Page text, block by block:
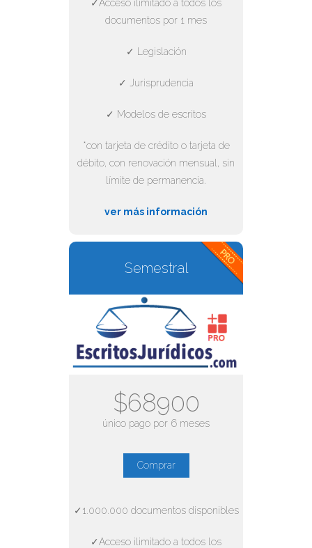
✓Acceso ilimitado a todos los
documentos por 1 mes
✓ Legislación
✓ Jurisprudencia
✓ Modelos de escritos
*con tarjeta de crédito o tarjeta de
débito, con renovación mensual, sin
límite de permanencia.
ver más información
Semestral
$68900
único pago por 6 meses
Comprar
✓1.000.000 documentos disponibles
✓Acceso ilimitado a todos los